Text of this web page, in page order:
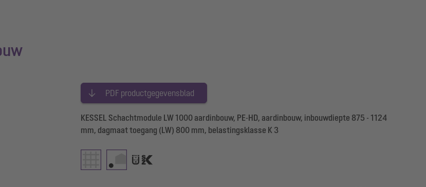
PDF productgegevensblad
KESSEL Schachtmodule LW 1000 aardinbouw, PE-HD, aardinbouw, inbouwdiepte 875 - 1124
mm, dagmaat toegang (LW) 800 mm, belastingsklasse K 3